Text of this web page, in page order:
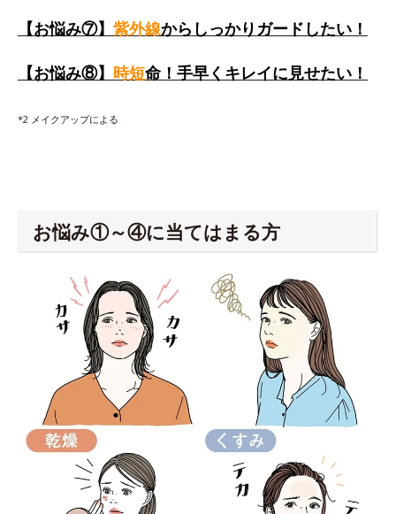
【お悩み⑦】 紫外線からしっかりガードしたい！
【お悩み⑧】 時短命！手早くキレイに見せたい！
*2 メイクアップによる
お悩み①～④に当てはまる方